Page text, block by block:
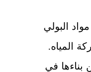
مصنوعة من مواد البولي
المياه.
بناءها في